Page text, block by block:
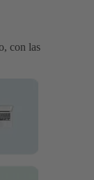
con las